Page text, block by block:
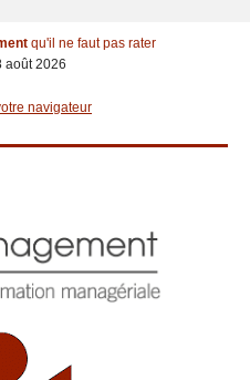
qu'il ne faut pas rater
août 2026
navigateur